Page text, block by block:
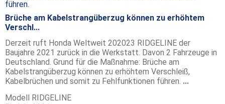
Brüche am Kabelstrangüberzug können zu erhöhtem
Verschl...
Derzeit ruft Honda Weltweit 202023 RIDGELINE der
Baujahre 2021 zurück in die Werkstatt. Davon 2 Fahrzeuge in
Deutschland. Grund für die Maßnahme: Brüche am
Kabelstrangüberzug können zu erhöhtem Verschleiß,
Kabelbrüchen und somit zu Fehlfunktionen führen. ...
Modell RIDGELINE